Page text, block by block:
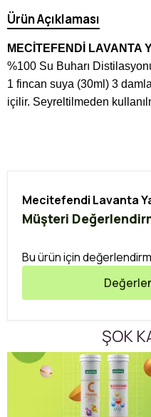
Ürün Açıklaması
MECİTEFENDİ LAVANTA
%100 Su Buharı
1 fincan suya (30ml) 3
içilir. Seyreltilmeden
Mecitefendi Lavanta
Müşteri
Bu ürün için
ŞOK